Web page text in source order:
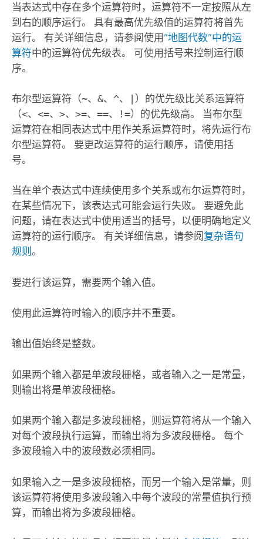
当表达式中存在多个运算符时，运算符不一定按照从左
到右的顺序运行。 具有最高优先级值的运算符将首先
运行。 有关详细信息，请参阅使用“地图代数”中的运
算符中的运算符优先级表。 可使用括号来控制运行顺
序。
布尔型运算符（~、 &、 ^、
）的优先级比关系运算符
（<、 <=、 >、 >=、 ==、 !=）的优先级高。 当布尔型
运算符在相同表达式中用作关系运算符时，将先运行布
尔型运算符。 要更改运算符的运行顺序，请使用括
号。
当在单个表达式中连续使用多个关系或布尔运算符时，
在某些情况下，该表达式可能会运行失败。 要避免此
问题，请在表达式中使用适当的括号，以便明确地定义
运算符的运行顺序。 有关详细信息，请参阅 复杂语句
规则 。
要进行该运算，需要两个输入值。
使用此运算符时输入的顺序并不重要。
输出值始终是整数。
如果两个输入都是单波段栅格，或者输入之一是常量，
则输出将是单波段栅格。
如果两个输入都是多波段栅格，则运算符将从一个输入
对每个波段执行运算，而输出将为多波段栅格。 每个
多波段输入中的波段数必须相同。
如果输入之一是多波段栅格，而另一个输入是常量，则
该运算符将使用多波段输入中每个波段的常量值执行预
算，而输出将为多波段栅格。